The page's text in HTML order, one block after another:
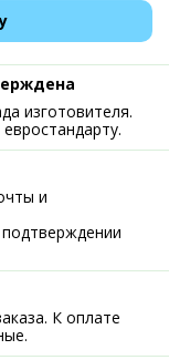
изготовителя.
и
К оплате